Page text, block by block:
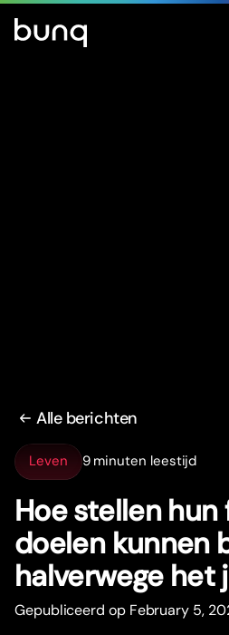
Alle berichten
Leven 9 minuten leestijd
Hoe stellen
doelen kunnen
halverwege het
Gepubliceerd op February 5,